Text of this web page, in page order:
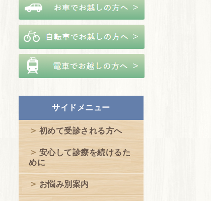
サイドメニュー
初めて受診される方へ
安心して診療を続けるた
めに
お悩み別案内